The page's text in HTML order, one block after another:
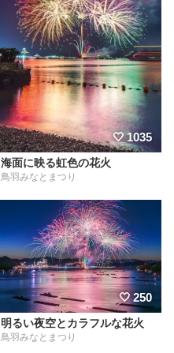
1035
海面に映る虹色の花火
鳥羽みなとまつり
250
明るい夜空とカラフルな花火
鳥羽みなとまつり